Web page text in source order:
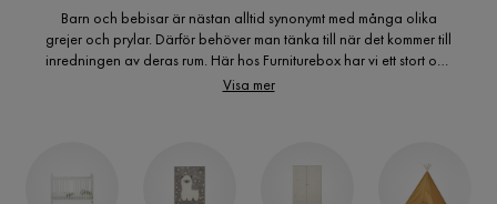
Barn och bebisar är nästan alltid synonymt med många olika
grejer och prylar. Därför behöver man tänka till när det kommer till
inredningen av deras rum. Här hos Furniturebox har vi ett stort och
fint utbud av barnrumsinredning med allt vad det innebär. Och
Visa mer